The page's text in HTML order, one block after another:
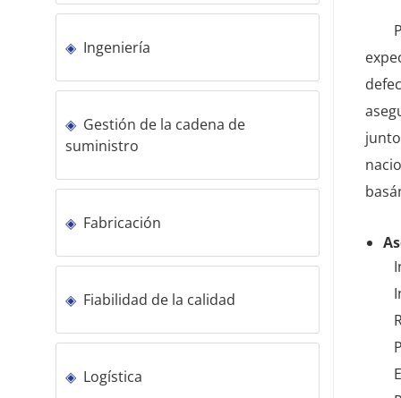
Ingeniería
Gestión de la cadena de
suministro
Fabricación
Fiabilidad de la calidad
Logística